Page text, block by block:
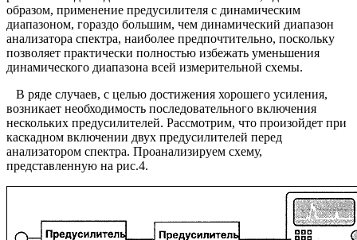
образом, применение предусилителя с динамическим
диапазоном, гораздо большим, чем динамический диапазон
анализатора спектра, наиболее предпочтительно, поскольку
позволяет практически полностью избежать уменьшения
динамического диапазона всей измерительной схемы.
В ряде случаев, с целью достижения хорошего усиления,
возникает необходимость последовательного включения
нескольких предусилителей. Рассмотрим, что произойдет при
каскадном включении двух предусилителей перед
анализатором спектра. Проанализируем схему,
представленную на рис.4.